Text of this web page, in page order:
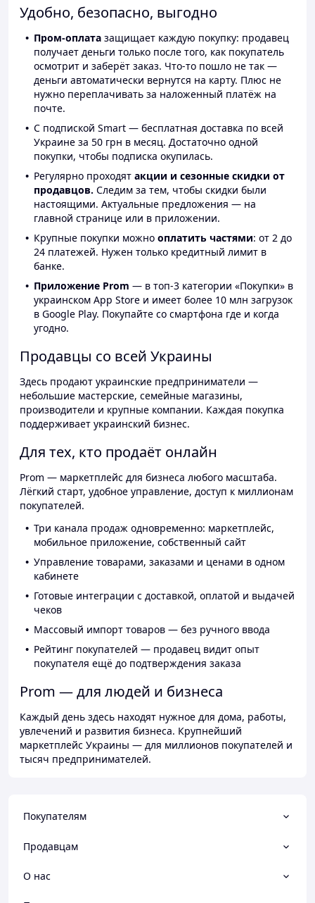
Удобно, безопасно, выгодно
Пром-оплата защищает каждую покупку: продавец
получает деньги только после того, как покупатель
осмотрит и заберёт заказ. Что-то пошло не так —
деньги автоматически вернутся на карту. Плюс не
нужно переплачивать за наложенный платёж на
почте.
С подпиской Smart — бесплатная доставка по всей
Украине за 50 грн в месяц. Достаточно одной
покупки, чтобы подписка окупилась.
Регулярно проходят акции и сезонные скидки от
продавцов. Следим за тем, чтобы скидки были
настоящими. Актуальные предложения — на
главной странице или в приложении.
Крупные покупки можно оплатить частями: от 2 до
24 платежей. Нужен только кредитный лимит в
банке.
Приложение Prom — в топ-3 категории «Покупки» в
украинском App Store и имеет более 10 млн загрузок
в Google Play. Покупайте со смартфона где и когда
угодно.
Продавцы со всей Украины
Здесь продают украинские предприниматели —
небольшие мастерские, семейные магазины,
производители и крупные компании. Каждая покупка
поддерживает украинский бизнес.
Для тех, кто продаёт онлайн
Prom — маркетплейс для бизнеса любого масштаба.
Лёгкий старт, удобное управление, доступ к миллионам
покупателей.
Три канала продаж одновременно: маркетплейс,
мобильное приложение, собственный сайт
Управление товарами, заказами и ценами в одном
кабинете
Готовые интеграции с доставкой, оплатой и выдачей
чеков
Массовый импорт товаров — без ручного ввода
Рейтинг покупателей — продавец видит опыт
покупателя ещё до подтверждения заказа
Prom — для людей и бизнеса
Каждый день здесь находят нужное для дома, работы,
увлечений и развития бизнеса. Крупнейший
маркетплейс Украины — для миллионов покупателей и
тысяч предпринимателей.
Покупателям
Продавцам
О нас